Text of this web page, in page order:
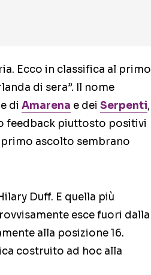
Ecco in classifica al primo
di sera”. Il nome
di Amarena e dei Serpenti,
feedback piuttosto positivi
primo ascolto sembrano
Duff. E quella più
esce fuori dalla
alla posizione 16.
costruito ad hoc alla